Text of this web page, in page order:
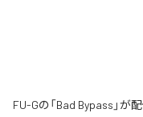
FU-Gの「Bad Bypass」